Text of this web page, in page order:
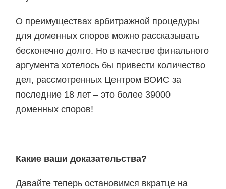
О преимуществах арбитражной процедуры
для доменных споров можно рассказывать
бесконечно долго. Но в качестве финального
аргумента хотелось бы привести количество
дел, рассмотренных Центром ВОИС за
последние 18 лет – это более 39000
доменных споров!
Какие ваши доказательства?
Давайте теперь остановимся вкратце на